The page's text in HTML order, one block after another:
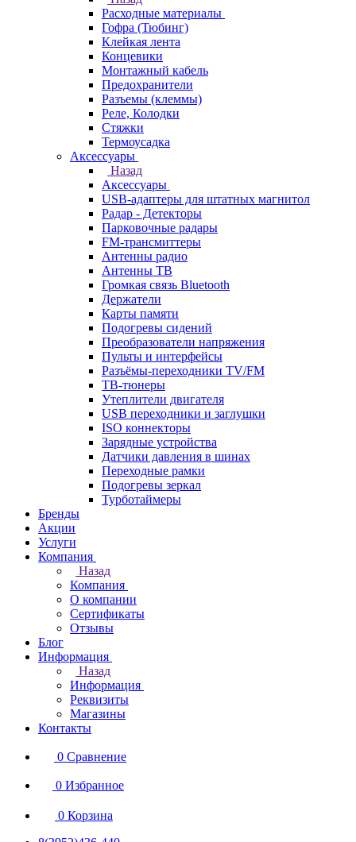
Расходные материалы
Гофра (Тюбинг)
Клейкая лента
Концевики
Монтажный кабель
Предохранители
Разъемы (клеммы)
Реле, Колодки
Стяжки
Термоусадка
Аксессуары
Назад
Аксессуары
USB-адаптеры для штатных магнитол
Радар - Детекторы
Парковочные радары
FM-трансмиттеры
Антенны радио
Антенны ТВ
Громкая связь Bluetooth
Держатели
Карты памяти
Подогревы сидений
Преобразователи напряжения
Пульты и интерфейсы
Разъёмы-переходники TV/FM
ТВ-тюнеры
Утеплители двигателя
USB переходники и заглушки
ISO коннекторы
Зарядные устройства
Датчики давления в шинах
Переходные рамки
Подогревы зеркал
Турботаймеры
Бренды
Акции
Услуги
Компания
Назад
Компания
О компании
Сертификаты
Отзывы
Блог
Информация
Назад
Информация
Реквизиты
Магазины
Контакты
0 Сравнение
0 Избранное
0 Корзина